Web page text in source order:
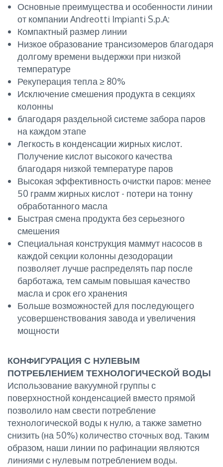
Основные преимущества и особенности линии
от компании Andreotti Impianti S.p.A:
Компактный размер линии
Низкое образование трансизомеров благодаря
долгому времени выдержки при низкой
температуре
Рекуперация тепла ≥ 80%
Исключение смешения продукта в секциях
колонны
благодаря раздельной системе забора паров
на каждом этапе
Легкость в конденсации жирных кислот.
Получение кислот высокого качества
благодаря низкой температуре паров
Высокая эффективность очистки паров: менее
50 грамм жирных кислот - потери на тонну
обработанного масла
Быстрая смена продукта без серьезного
смешения
Специальная конструкция маммут насосов в
каждой секции колонны дезодорации
позволяет лучше распределять пар после
барботажа, тем самым повышая качество
масла и срок его хранения
Больше возможностей для последующего
усовершенствования завода и увеличения
мощности
КОНФИГУРАЦИЯ С НУЛЕВЫМ
ПОТРЕБЛЕНИЕМ ТЕХНОЛОГИЧЕСКОЙ ВОДЫ
Использование вакуумной группы с
поверхностной конденсацией вместо прямой
позволило нам свести потребление
технологической воды к нулю, а также заметно
снизить (на 50%) количество сточных вод. Таким
образом, наши линии по рафинации являются
линиями с нулевым потреблением воды.